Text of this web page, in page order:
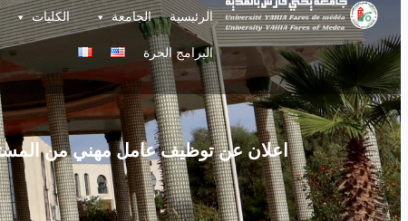
الرئيسية الجامعة الكليات
البرامج الحرة
اعلان عن توظيف عامل مهني من